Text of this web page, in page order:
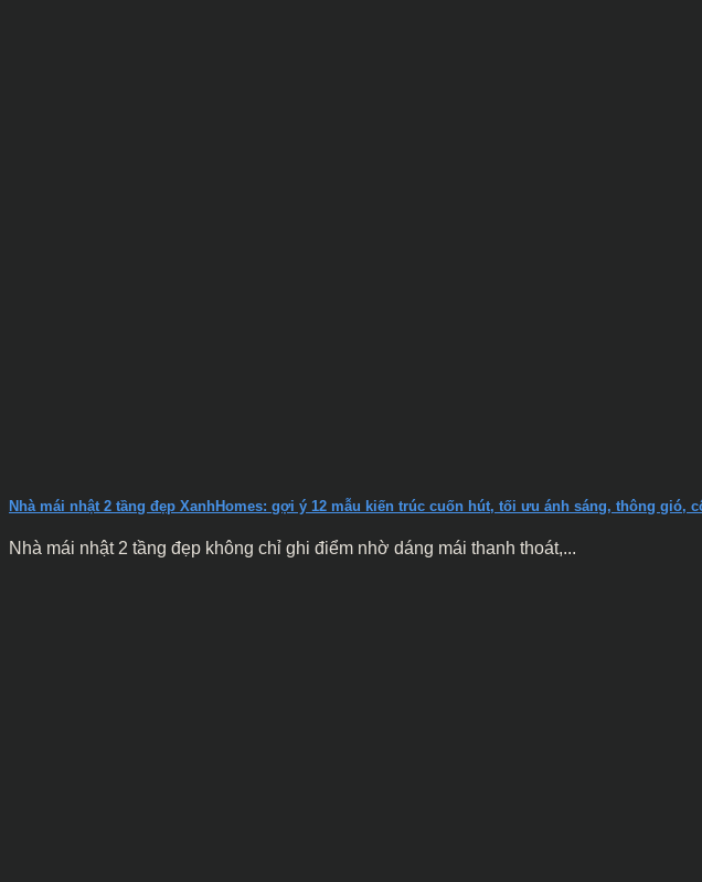
Nhà mái nhật 2 tầng đẹp XanhHomes: gợi ý 12 mẫu kiến trúc cuốn hút, tối ưu ánh sáng, thông
Nhà mái nhật 2 tầng đẹp không chỉ ghi điểm nhờ dáng mái thanh thoát,...